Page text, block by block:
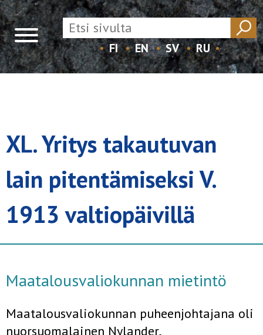
FI EN SV RU
XL. Yritys takautuvan
lain pitentämiseksi V.
1913 valtiopäivillä
Maatalousvaliokunnan mietintö
Maatalousvaliokunnan puheenjohtajana oli
nuorsuomalainen Nylan­der,